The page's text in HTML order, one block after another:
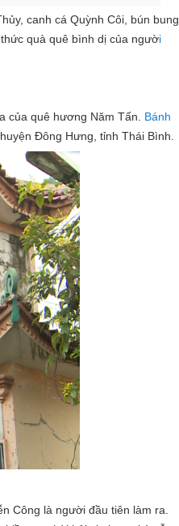
canh cá Quỳnh Côi, bún bung,
quà quê bình dị của người
của quê hương Năm Tấn. Bánh
Đông Hưng, tỉnh Thái Bình.
Công là người đầu tiên làm ra.